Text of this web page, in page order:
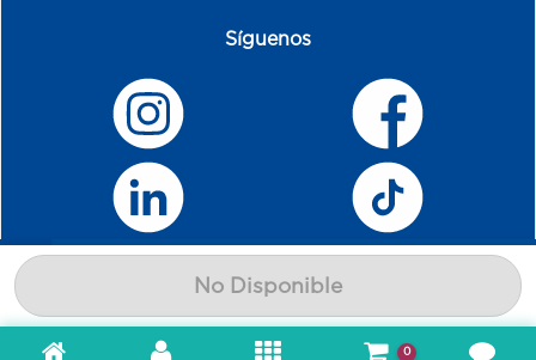
No Disponible
Síguenos
0